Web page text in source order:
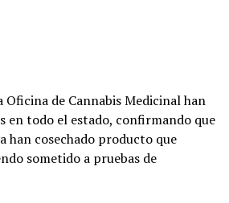
Oficina de Cannabis Medicinal han
en todo el estado, confirmando que
han cosechado producto que
sometido a pruebas de